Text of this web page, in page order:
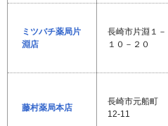
ミツバチ薬局片
淵店
長崎市片淵１－
１０－２０
藤村薬局本店
長崎市元船町
12-11